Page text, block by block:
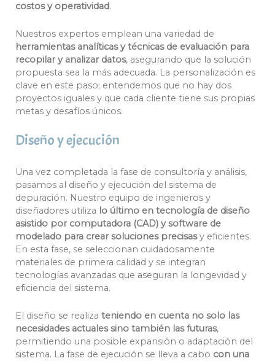
costos y operatividad.
Nuestros expertos emplean una variedad de
herramientas analíticas y técnicas de evaluación para
recopilar y analizar datos, asegurando que la solución
propuesta sea la más adecuada. La personalización es
clave en este paso; entendemos que no hay dos
proyectos iguales y que cada cliente tiene sus propias
metas y desafíos únicos.
Diseño y ejecución
Una vez completada la fase de consultoría y análisis,
pasamos al diseño y ejecución del sistema de
depuración. Nuestro equipo de ingenieros y
diseñadores utiliza lo último en tecnología de diseño
asistido por computadora (CAD) y software de
modelado para crear soluciones precisasy eficientes.
En esta fase, se seleccionan cuidadosamente
materiales de primera calidad y se integran
tecnologías avanzadas que aseguran la longevidad y
eficiencia del sistema.
El diseño se realiza teniendo en cuenta no solo las
necesidades actuales sino también las futuras,
permitiendo una posible expansión o adaptación del
sistema. La fase de ejecución se lleva a cabo con una